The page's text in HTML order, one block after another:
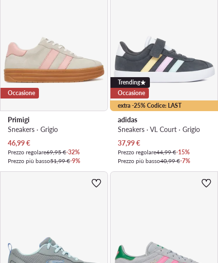
Occasione
Primigi
Sneakers · Grigio
Prezzo attuale
46,99€
Prezzo regolare69,95 €-32%
Prezzo più basso51,99 €-9%
extra -25% Codice: LAST
Trending
Occasione
adidas
Sneakers · VL Court · Grigio
Prezzo attuale
37,99€
Prezzo regolare44,99 €-15%
Prezzo più basso40,99 €-7%